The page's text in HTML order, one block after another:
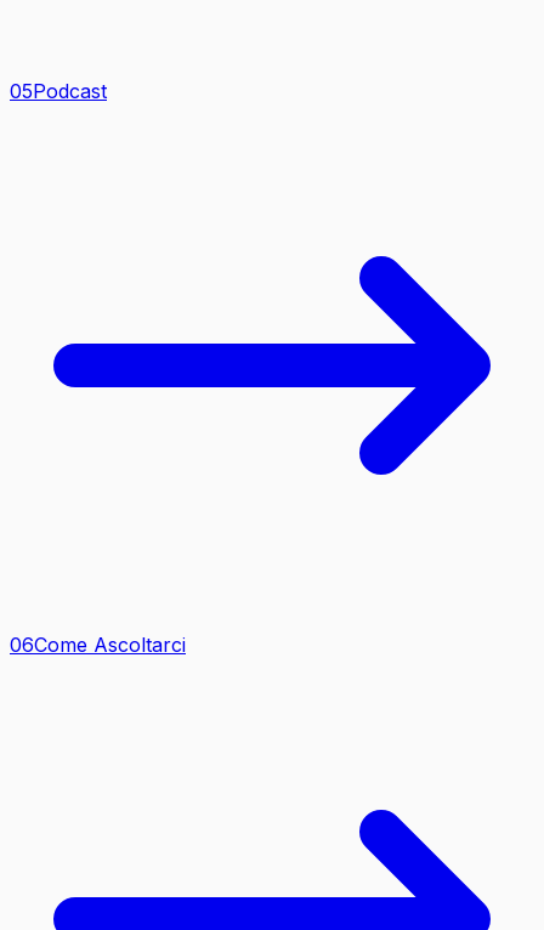
05Podcast
06Come Ascoltarci